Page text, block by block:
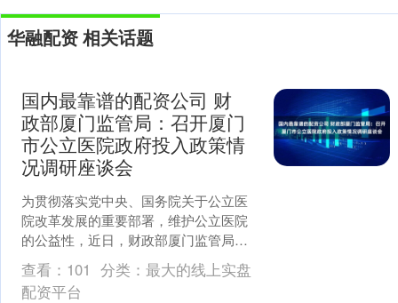
华融配资 相关话题
国内最靠谱的配资公司 财
政部厦门监管局：召开厦门
市公立医院政府投入政策情
况调研座谈会
为贯彻落实党中央、国务院关于公立医
院改革发展的重要部署，维护公立医院
的公益性，近日，财政部厦门监管局组
织厦门市财政局、厦门市卫生健康委员
会、厦门市医疗保障局及厦....
查看： 101 分类： 最大的线上实盘
配资平台